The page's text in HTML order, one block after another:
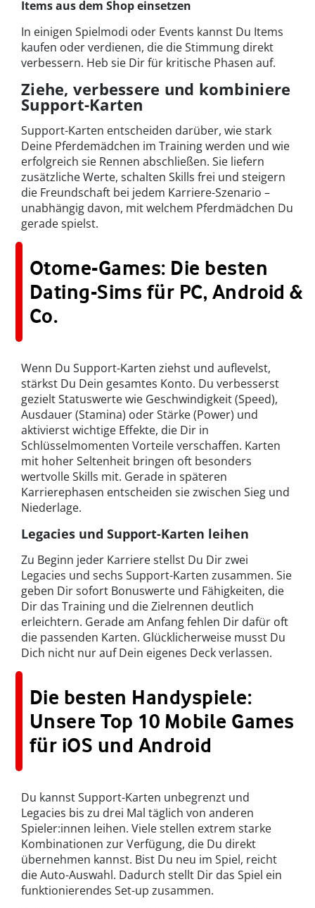
Items aus dem Shop einsetzen
In einigen Spielmodi oder Events kannst Du Items
kaufen oder verdienen, die die Stimmung direkt
verbessern. Heb sie Dir für kritische Phasen auf.
Ziehe, verbessere und kombiniere
Support-Karten
Support-Karten entscheiden darüber, wie stark
Deine Pferdemädchen im Training werden und wie
erfolgreich sie Rennen abschließen. Sie liefern
zusätzliche Werte, schalten Skills frei und steigern
die Freundschaft bei jedem Karriere-Szenario –
unabhängig davon, mit welchem Pferdmädchen Du
gerade spielst.
Otome-Games: Die besten
Dating-Sims für PC, Android &
Co.
Wenn Du Support-Karten ziehst und auflevelst,
stärkst Du Dein gesamtes Konto. Du verbesserst
gezielt Statuswerte wie Geschwindigkeit (Speed),
Ausdauer (Stamina) oder Stärke (Power) und
aktivierst wichtige Effekte, die Dir in
Schlüsselmomenten Vorteile verschaffen. Karten
mit hoher Seltenheit bringen oft besonders
wertvolle Skills mit. Gerade in späteren
Karrierephasen entscheiden sie zwischen Sieg und
Niederlage.
Legacies und Support-Karten leihen
Zu Beginn jeder Karriere stellst Du Dir zwei
Legacies und sechs Support-Karten zusammen. Sie
geben Dir sofort Bonuswerte und Fähigkeiten, die
Dir das Training und die Zielrennen deutlich
erleichtern. Gerade am Anfang fehlen Dir dafür oft
die passenden Karten. Glücklicherweise musst Du
Dich nicht nur auf Dein eigenes Deck verlassen.
Die besten Handyspiele:
Unsere Top 10 Mobile Games
für iOS und Android
Du kannst Support-Karten unbegrenzt und
Legacies bis zu drei Mal täglich von anderen
Spieler:innen leihen. Viele stellen extrem starke
Kombinationen zur Verfügung, die Du direkt
übernehmen kannst. Bist Du neu im Spiel, reicht
die Auto-Auswahl. Dadurch stellt Dir das Spiel ein
funktionierendes Set-up zusammen.